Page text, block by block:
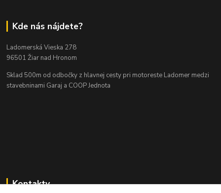
Kde nás nájdete?
Ladomerská Vieska 278
96501 Žiar nad Hronom
Sklad 500m od odbočky z hlavnej cesty pri motoreste Ladomer medzi
stavebninami Garaj a COOP Jednota
Kontakty